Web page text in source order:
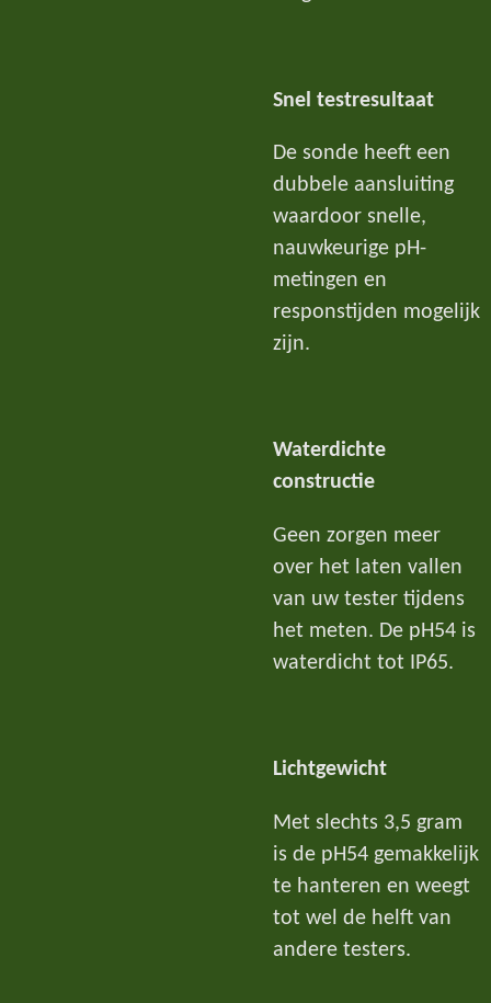
Snel testresultaat
De sonde heeft een
dubbele aansluiting
waardoor snelle,
nauwkeurige pH-
metingen en
responstijden mogelijk
zijn.
Waterdichte
constructie
Geen zorgen meer
over het laten vallen
van uw tester tijdens
het meten. De pH54 is
waterdicht tot IP65.
Lichtgewicht
Met slechts 3,5 gram
is de pH54 gemakkelijk
te hanteren en weegt
tot wel de helft van
andere testers.